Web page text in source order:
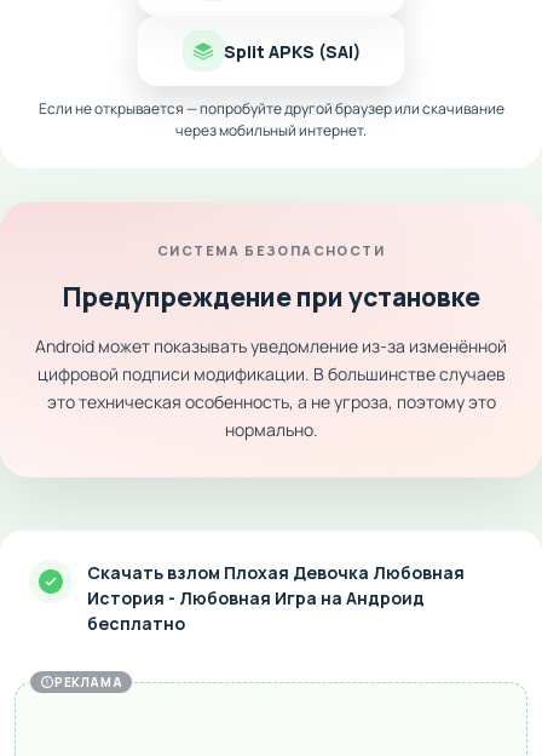
Split APKS (SAI)
Если не открывается — попробуйте другой браузер или скачивание
через мобильный интернет.
СИСТЕМА БЕЗОПАСНОСТИ
Предупреждение при установке
Android может показывать уведомление из-за изменённой
цифровой подписи модификации. В большинстве случаев
это техническая особенность, а не угроза, поэтому это
нормально.
Скачать взлом Плохая Девочка Любовная
История - Любовная Игра на Андроид
бесплатно
РЕКЛАМА